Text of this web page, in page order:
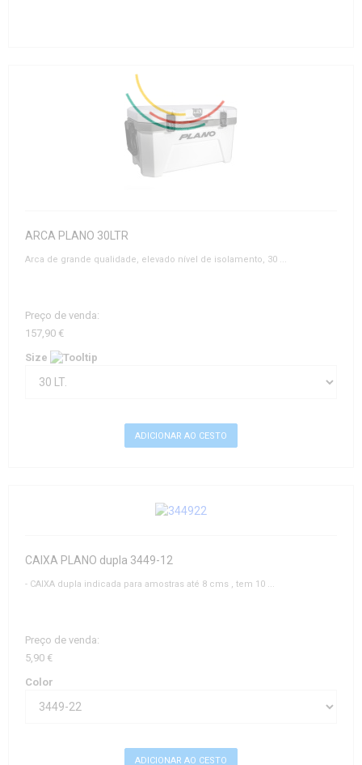
ARCA PLANO 30LTR
Arca de grande qualidade, elevado nível de isolamento, 30 ...
Preço de venda:
157,90 €
Size
CAIXA PLANO dupla 3449-12
- CAIXA dupla indicada para amostras até 8 cms , tem 10 ...
Preço de venda:
5,90 €
Color